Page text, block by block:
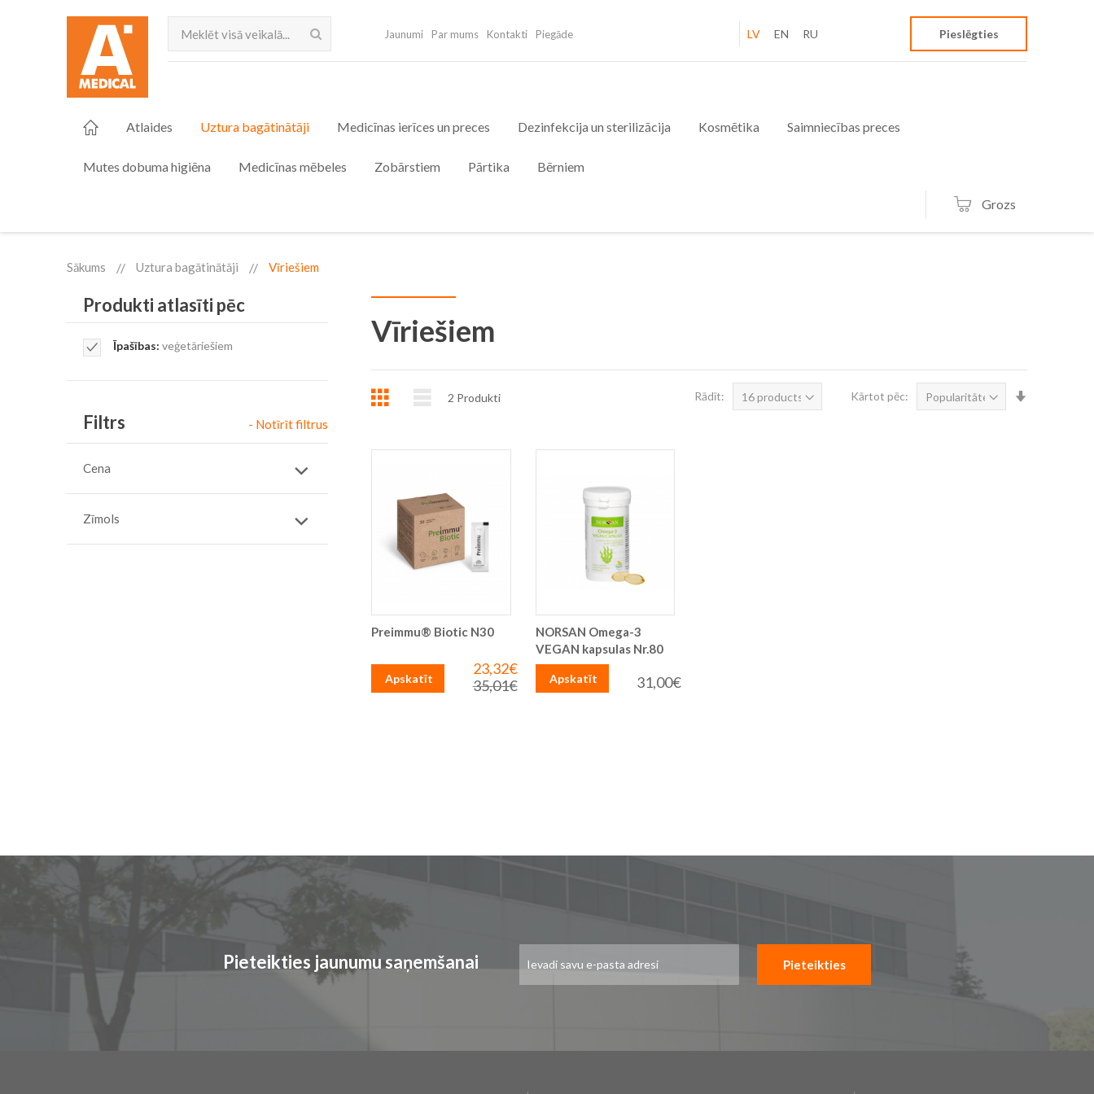
Meklēt
Jaunumi Par mums Kontakti Piegāde LV EN RU Pieslēgties
Atlaides Uztura bagātinātāji Medicīnas ierīces un preces Dezinfekcija un sterilizācija Kosmētika Saimniecības preces
Mutes dobuma higiēna Medicīnas mēbeles Zobārstiem Pārtika Bērniem
Grozs
Sākums Uztura bagātinātāji Vīriešiem
Vīriešiem
Režģis Saraksts
2 Produkti Rādīt: Kārtot pēc:
Preimmu® Biotic N30
Īpaša
cena
23,32€
Parastā
cena
35,01€
Apskatīt
NORSAN Omega-3
VEGAN kapsulas Nr.80
31,00€
Apskatīt
Produkti atlasīti pēc
Īpašības veģetāriešiem
Remove
Item
Filtrs - Notīrīt filtrus
Cena
Zīmols
Pieteikties jaunumu saņemšanai
jaunumu
Pieteikties